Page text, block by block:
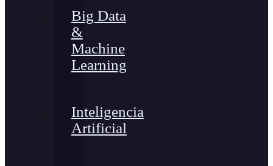
Big Data
&
Machine
Learning
Inteligencia
Artificial